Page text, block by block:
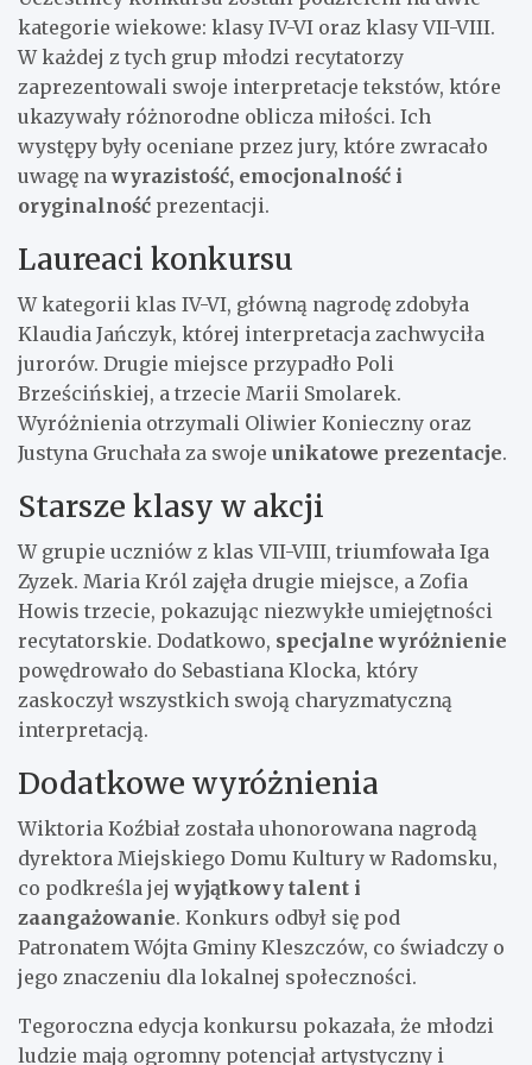
kategorie wiekowe: klasy IV-VI oraz klasy VII-VIII.
W każdej z tych grup młodzi recytatorzy
zaprezentowali swoje interpretacje tekstów, które
ukazywały różnorodne oblicza miłości. Ich
występy były oceniane przez jury, które zwracało
uwagę nawyrazistość, emocjonalność i
oryginalność prezentacji.
Laureaci konkursu
W kategorii klas IV-VI, główną nagrodę zdobyła
Klaudia Jańczyk, której interpretacja zachwyciła
jurorów. Drugie miejsce przypadło Poli
Brześcińskiej, a trzecie Marii Smolarek.
Wyróżnienia otrzymali Oliwier Konieczny oraz
Justyna Gruchała za swoje unikatowe prezentacje.
Starsze klasy w akcji
W grupie uczniów z klas VII-VIII, triumfowała Iga
Zyzek. Maria Król zajęła drugie miejsce, a Zofia
Howis trzecie, pokazując niezwykłe umiejętności
recytatorskie. Dodatkowo, specjalne wyróżnienie
powędrowało do Sebastiana Klocka, który
zaskoczył wszystkich swoją charyzmatyczną
interpretacją.
Dodatkowe wyróżnienia
Wiktoria Koźbiał została uhonorowana nagrodą
dyrektora Miejskiego Domu Kultury w Radomsku,
co podkreśla jejwyjątkowy talent i
zaangażowanie. Konkurs odbył się pod
Patronatem Wójta Gminy Kleszczów, co świadczy o
jego znaczeniu dla lokalnej społeczności.
Tegoroczna edycja konkursu pokazała, że młodzi
ludzie mają ogromny potencjał artystyczny i